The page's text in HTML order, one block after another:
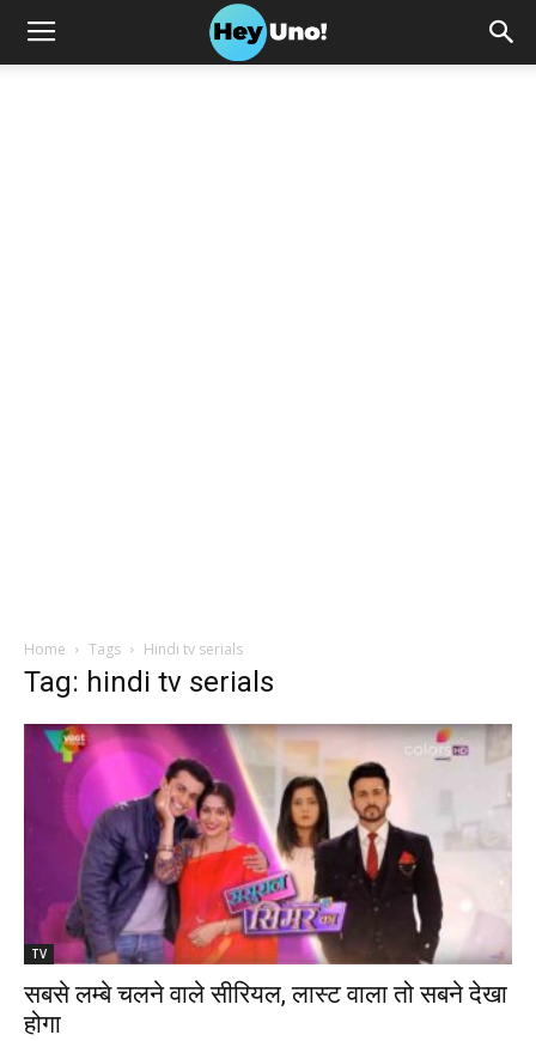
Home Tags Hindi tv serials
Tag: hindi tv serials
TV
सबसे लम्बे चलने वाले सीरियल, लास्ट वाला तो सबने देखा
होगा